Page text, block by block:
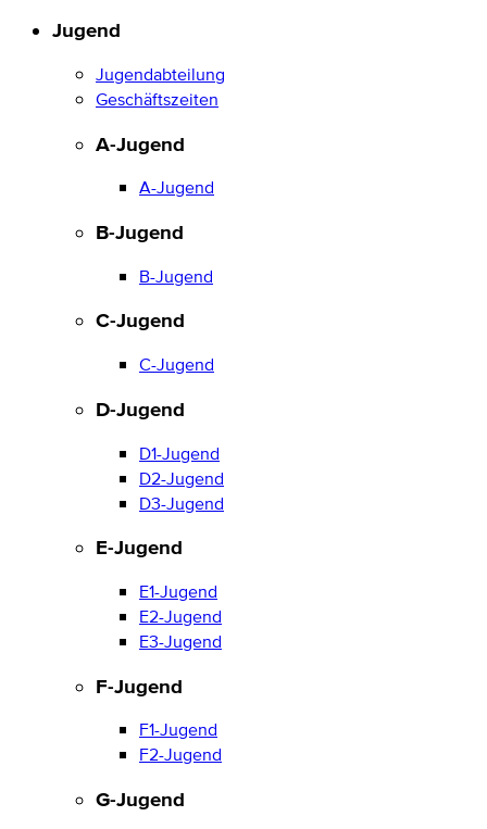
Jugend
Jugendabteilung
Geschäftszeiten
A-Jugend
A-Jugend
B-Jugend
B-Jugend
C-Jugend
C-Jugend
D-Jugend
D1-Jugend
D2-Jugend
D3-Jugend
E-Jugend
E1-Jugend
E2-Jugend
E3-Jugend
F-Jugend
F1-Jugend
F2-Jugend
G-Jugend